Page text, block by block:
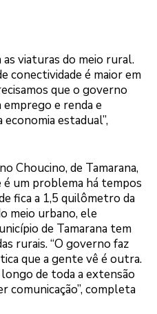
viaturas do meio rural.
conectividade é maior em
que o governo
e renda e
estadual”,
Choucino, de Tamarana,
é um problema há tempos
fica a 1,5 quilômetro da
meio urbano, ele
de Tamarana tem
rurais. “O governo faz
que a gente vê é outra.
de toda a extensão
comunicação”, completa